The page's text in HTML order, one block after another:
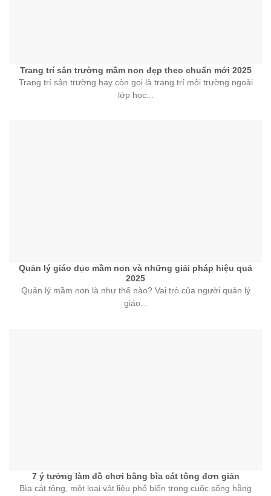
Trang trí sân trường mầm non đẹp theo chuẩn mới 2025
Trang trí sân trường hay còn gọi là trang trí môi trường ngoài
lớp học...
Quản lý giáo dục mầm non và những giải pháp hiệu quả
2025
Quản lý mầm non là như thế nào? Vai trò của người quản lý
giáo...
7 ý tưởng làm đồ chơi bằng bìa cát tông đơn giản
Bìa cát tông, một loại vật liệu phổ biến trong cuộc sống hằng